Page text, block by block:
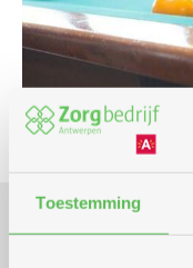
Toestemming